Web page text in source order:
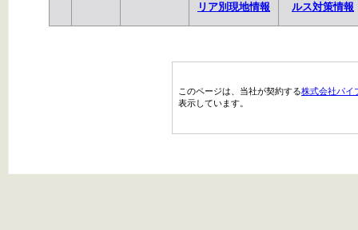
リア別現地情報
ルス対策情報
このページは、当社が契約する株式会社パイ
表示しています。